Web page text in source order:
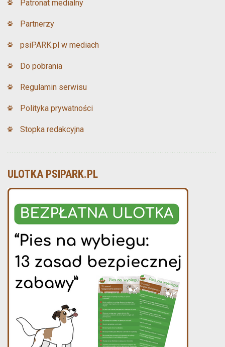
Patronat medialny
Partnerzy
psiPARK.pl w mediach
Do pobrania
Regulamin serwisu
Polityka prywatności
Stopka redakcyjna
ULOTKA PSIPARK.PL